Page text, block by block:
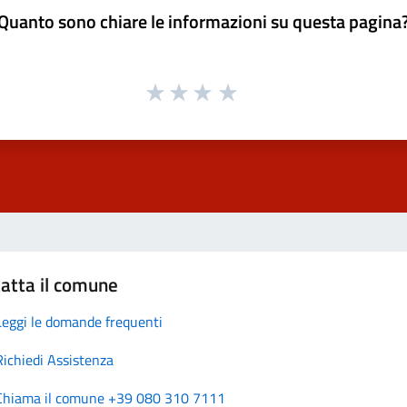
sono chiare le informazioni su questa
il comune
le domande frequenti
Assistenza
il comune +39 080 310 7111